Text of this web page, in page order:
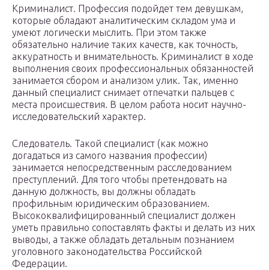
Криминалист. Профессия подойдет тем девушкам,
которые обладают аналитическим складом ума и
умеют логически мыслить. При этом также
обязательно наличие таких качеств, как точность,
аккуратность и внимательность. Криминалист в ходе
выполнения своих профессиональных обязанностей
занимается сбором и анализом улик. Так, именно
данный специалист снимает отпечатки пальцев с
места происшествия. В целом работа носит научно-
исследовательский характер.
Следователь. Такой специалист (как можно
догадаться из самого названия профессии)
занимается непосредственным расследованием
преступлений. Для того чтобы претендовать на
данную должность, вы должны обладать
профильным юридическим образованием.
Высококвалифицированный специалист должен
уметь правильно сопоставлять факты и делать из них
выводы, а также обладать детальным познанием
уголовного законодательства Российской
Федерации.